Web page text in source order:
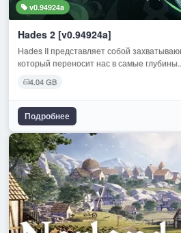
v0.94924a
Hades 2 [v0.94924a]
Hades II представляет собой
который переносит нас в самые
4.04 GB
Подробнее